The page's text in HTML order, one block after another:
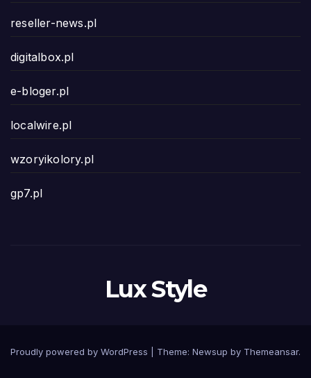
reseller-news.pl
digitalbox.pl
e-bloger.pl
localwire.pl
wzoryikolory.pl
gp7.pl
Lux Style
Proudly powered by WordPress Theme: Newsup by Themeansar.